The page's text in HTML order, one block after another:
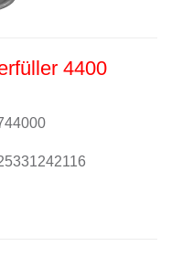
4400